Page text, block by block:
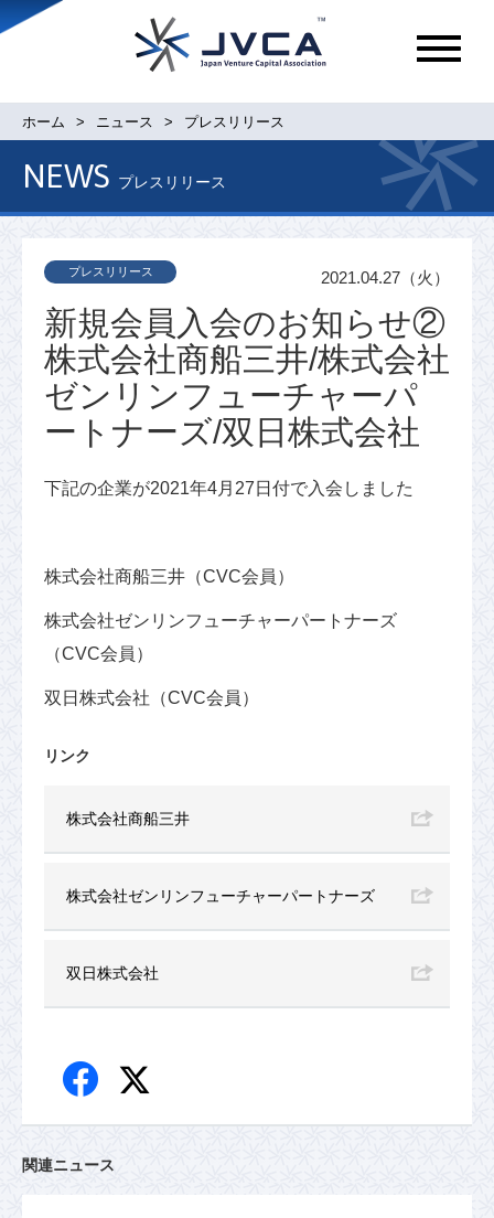
メ
ュ
ホーム ニュース プレスリリース
NEWS プレスリリース
新規会員入会のお知らせ②
株式会社商船三井/株式会社
ゼンリンフューチャーパ
ートナーズ/双日株式会社
プレスリリース 2021.04.27（火）
下記の企業が2021年4月27日付で入会しました
株式会社商船三井（CVC会員）
株式会社ゼンリンフューチャーパートナーズ
（CVC会員）
双日株式会社（CVC会員）
リンク
株式会社商船三井
株式会社ゼンリンフューチャーパートナーズ
双日株式会社
関連ニュース